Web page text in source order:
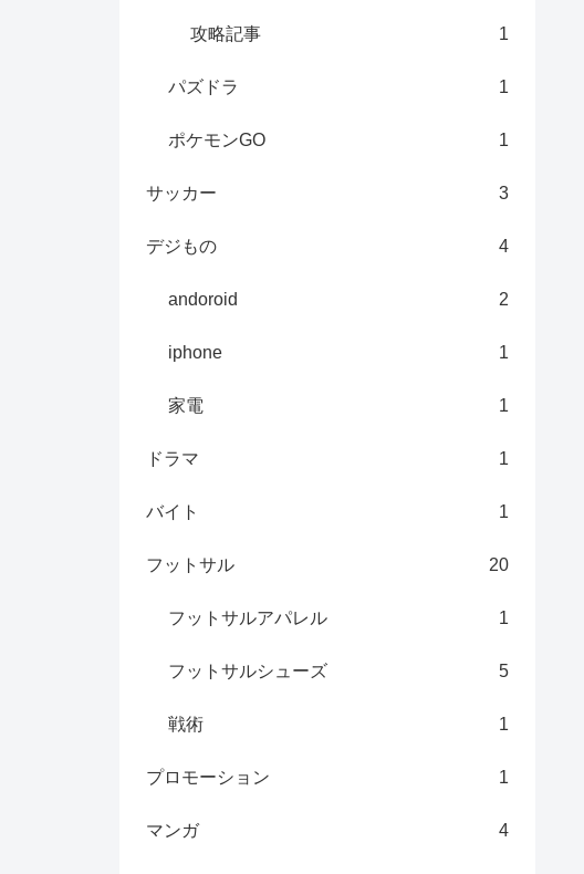
攻略記事 1
パズドラ 1
ポケモンGO 1
サッカー 3
デジもの 4
andoroid 2
iphone 1
家電 1
ドラマ 1
バイト 1
フットサル 20
フットサルアパレル 1
フットサルシューズ 5
戦術 1
プロモーション 1
マンガ 4